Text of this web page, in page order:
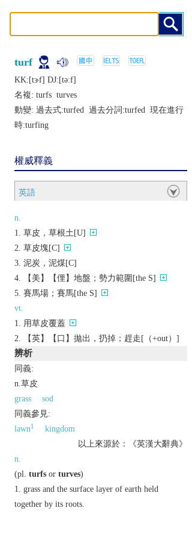
turf
KK:[tɝf] DJ:[tǝːf]
名複: turfs turves
動變: 過去式:turfed 過去分詞:turfed 現在進行
時:turfing
權威釋義
英語
n.
草皮，草根土[U]
草皮塊[C]
泥炭，泥煤[C]
【美】【俚】地盤；勢力範圍[the S]
賽馬場；賽馬[the S]
vt.
用草皮覆蓋
【英】【口】拋出，扔掉；趕走[（+out）]
辨析
同義:
n.草皮
grass
sod
同義參見:
lawn1
kingdom
以上來源於：《英漢大辭典》
n.
(pl. turfs or turves)
grass and the surface layer of earth held
together by its roots.